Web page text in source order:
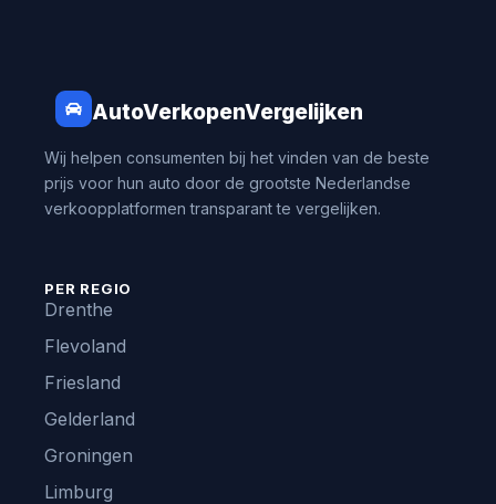
AutoVerkopenVergelijken
Wij helpen consumenten bij het vinden van de beste
prijs voor hun auto door de grootste Nederlandse
verkoopplatformen transparant te vergelijken.
PER REGIO
Drenthe
Flevoland
Friesland
Gelderland
Groningen
Limburg